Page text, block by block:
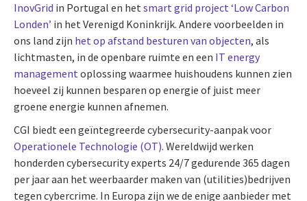
InovGrid in Portugal en hetsmart grid project ‘Low Carbon
Londen’ in het Verenigd Koninkrijk. Andere voorbeelden in
ons land zijn het op afstand besturen van objecten, als
lichtmasten, in de openbare ruimte en een IT energy
management oplossing waarmee huishoudens kunnen zien
hoeveel zij kunnen besparen op energie of juist meer
groene energie kunnen afnemen.
CGI biedt een geïntegreerde cybersecurity-aanpak voor
Operationele Technologie (OT). Wereldwijd werken
honderden cybersecurity experts 24/7 gedurende 365 dagen
per jaar aan het weerbaarder maken van (utilities)bedrijven
tegen cybercrime. In Europa zijn we de enige aanbieder met